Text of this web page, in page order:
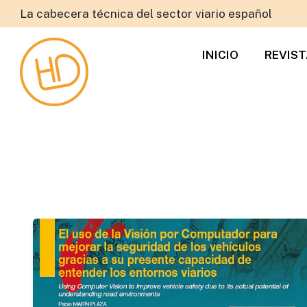
La cabecera técnica del sector viario español
INICIO